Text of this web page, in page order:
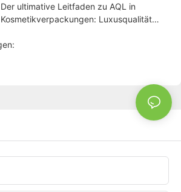
Der ultimative Leitfaden zu AQL in
Kosmetikverpackungen: Luxusqualität